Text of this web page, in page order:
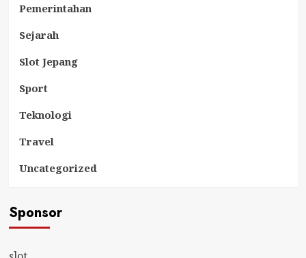
Pemerintahan
Sejarah
Slot Jepang
Sport
Teknologi
Travel
Uncategorized
Sponsor